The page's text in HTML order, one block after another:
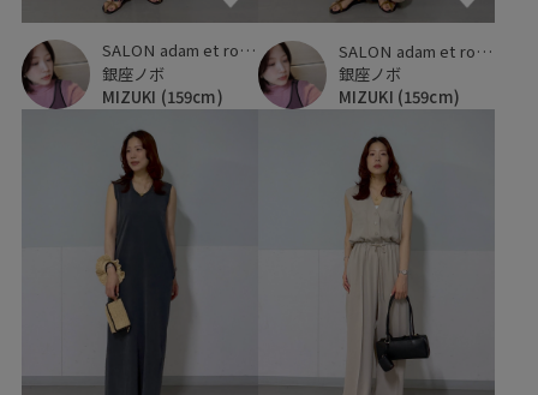
SALON adam et ropé
銀座ノボ
MIZUKI (159cm)
SALON adam et ropé
銀座ノボ
MIZUKI (159cm)